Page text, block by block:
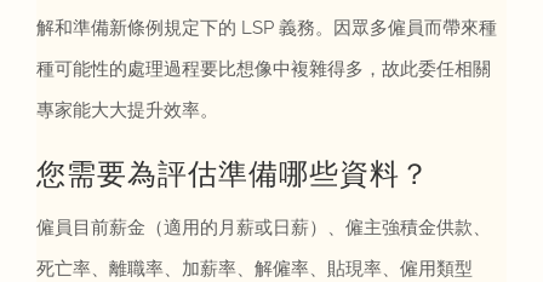
解和準備新條例規定下的 LSP 義務。因眾多僱員而帶來種
種可能性的處理過程要比想像中複雜得多，故此委任相關
專家能大大提升效率。
您需要為評估準備哪些資料？
僱員目前薪金（適用的月薪或日薪）、僱主強積金供款、
死亡率、離職率、加薪率、解僱率、貼現率、僱用類型